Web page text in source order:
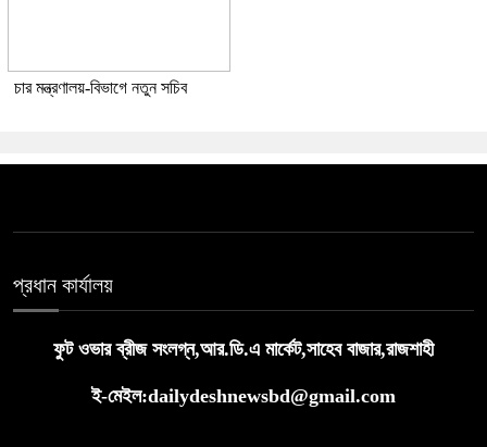
চার মন্ত্রণালয়-বিভাগে নতুন সচিব
প্রধান কার্যালয়
ফুট ওভার ব্রীজ সংলগ্ন,আর.ডি.এ মার্কেট,সাহেব বাজার,রাজশাহী
ই-মেইল:dailydeshnewsbd@gmail.com